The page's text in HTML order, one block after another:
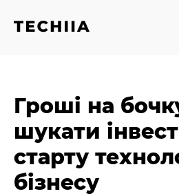
Гроші на
шукати
старту
бізнесу